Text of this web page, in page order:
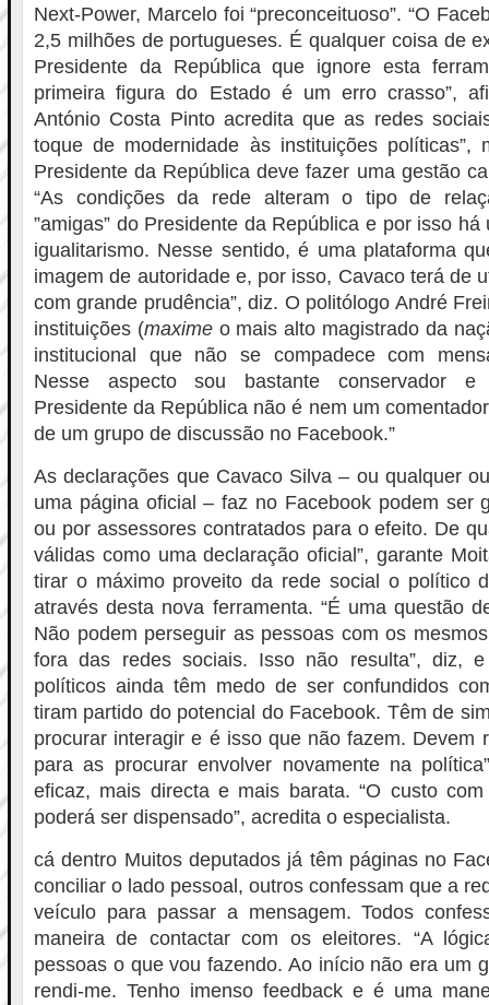
Next-Power, Marcelo foi “preconceituoso”. “O
2,5 milhões de portugueses. É qualquer coisa de
Presidente da República que ignore esta
primeira figura do Estado é um erro crasso”,
António Costa Pinto acredita que as redes
toque de modernidade às instituições políticas”,
Presidente da República deve fazer uma gestão
“As condições da rede alteram o tipo de
”amigas” do Presidente da República e por isso
igualitarismo. Nesse sentido, é uma plataforma
imagem de autoridade e, por isso, Cavaco terá de
com grande prudência”, diz. O politólogo André
instituições (maxime o mais alto magistrado da
institucional que não se compadece com
Nesse aspecto sou bastante conservador e
Presidente da República não é nem um
de um grupo de discussão no Facebook.”
As declarações que Cavaco Silva – ou qualquer
uma página oficial – faz no Facebook podem ser
ou por assessores contratados para o efeito. De
válidas como uma declaração oficial”, garante
tirar o máximo proveito da rede social o político
através desta nova ferramenta. “É uma questão
Não podem perseguir as pessoas com os
fora das redes sociais. Isso não resulta”, diz,
políticos ainda têm medo de ser confundidos
tiram partido do potencial do Facebook. Têm de
procurar interagir e é isso que não fazem. Devem
para as procurar envolver novamente na
eficaz, mais directa e mais barata. “O custo
poderá ser dispensado”, acredita o especialista.
cá dentro Muitos deputados já têm páginas no
conciliar o lado pessoal, outros confessam que a
veículo para passar a mensagem. Todos
maneira de contactar com os eleitores. “A
pessoas o que vou fazendo. Ao início não era um
rendi-me. Tenho imenso feedback e é uma